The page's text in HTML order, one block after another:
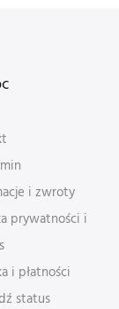
i zwroty
prywatności i
i płatności
status